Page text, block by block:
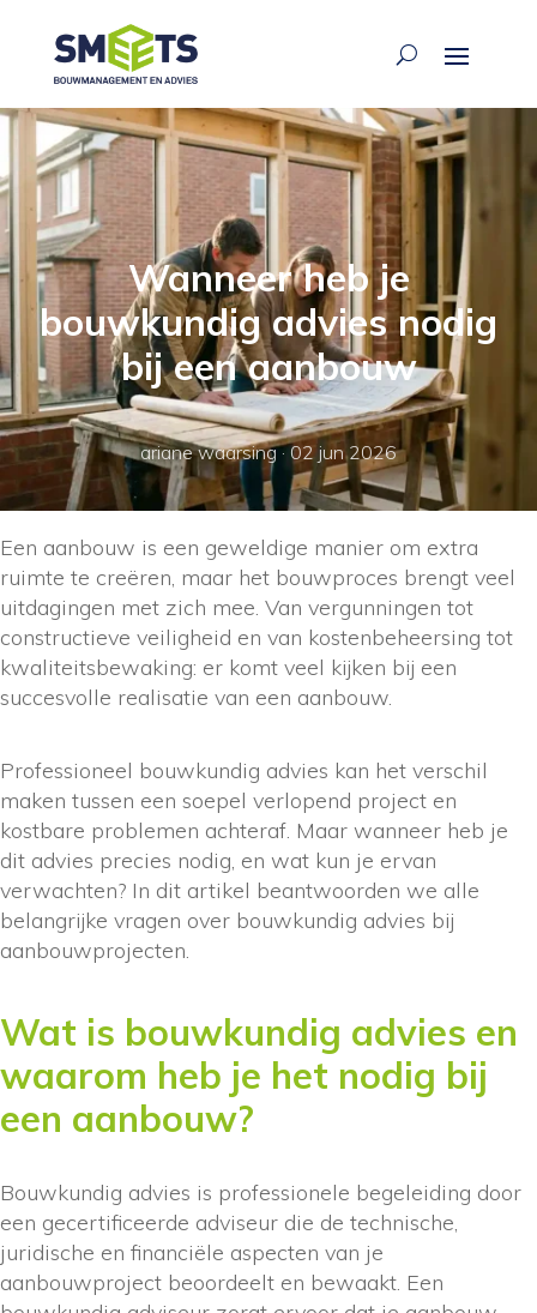
Wanneer heb je
bouwkundig advies nodig
bij een aanbouw
ariane waarsing·02 jun 2026
Een aanbouw is een geweldige manier om extra
ruimte te creëren, maar het bouwproces brengt veel
uitdagingen met zich mee. Van vergunningen tot
constructieve veiligheid en van kostenbeheersing tot
kwaliteitsbewaking: er komt veel kijken bij een
succesvolle realisatie van een aanbouw.
Professioneel bouwkundig advies kan het verschil
maken tussen een soepel verlopend project en
kostbare problemen achteraf. Maar wanneer heb je
dit advies precies nodig, en wat kun je ervan
verwachten? In dit artikel beantwoorden we alle
belangrijke vragen over bouwkundig advies bij
aanbouwprojecten.
Wat is bouwkundig advies en
waarom heb je het nodig bij
een aanbouw?
Bouwkundig advies is professionele begeleiding door
een gecertificeerde adviseur die de technische,
juridische en financiële aspecten van je
aanbouwproject beoordeelt en bewaakt. Een